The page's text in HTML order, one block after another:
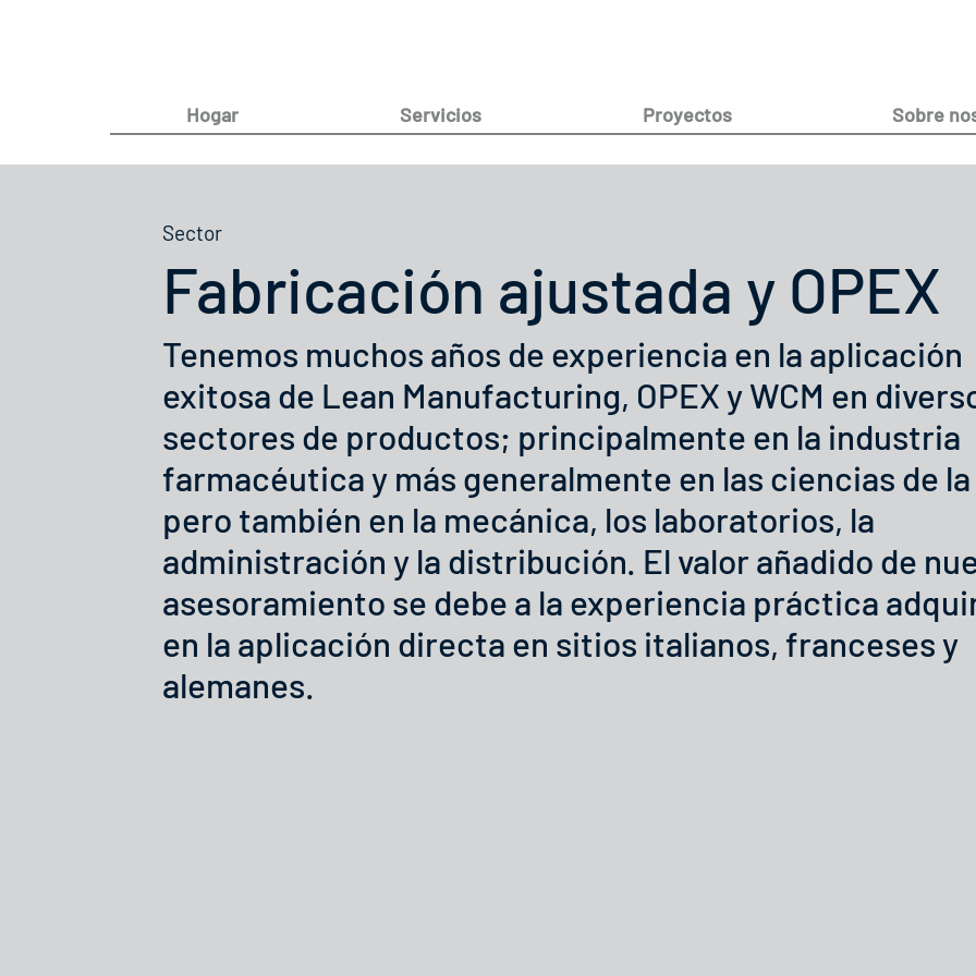
Hogar Servicios Proyectos Sobre
Sector
Tenemos muchos años de experiencia en la aplicación
exitosa de Lean Manufacturing, OPEX y WCM en
sectores de productos; principalmente en la industria
farmacéutica y más generalmente en las ciencias de la
pero también en la mecánica, los laboratorios, la
administración y la distribución. El valor añadido de
asesoramiento se debe a la experiencia práctica
en la aplicación directa en sitios italianos, franceses y
alemanes.
Fabricación ajustada y OPEX